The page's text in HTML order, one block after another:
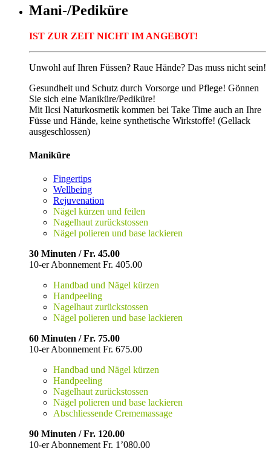
Mani-/Pediküre
IST ZUR ZEIT NICHT IM ANGEBOT!
Unwohl auf Ihren Füssen? Raue Hände? Das muss nicht sein!
Gesundheit und Schutz durch Vorsorge und Pflege! Gönnen
Sie sich eine Maniküre/Pediküre!
Mit Ilcsi Naturkosmetik kommen bei Take Time auch an Ihre
Füsse und Hände, keine synthetische Wirkstoffe! (Gellack
ausgeschlossen)
Maniküre
Fingertips
Wellbeing
Rejuvenation
Nägel kürzen und feilen
Nagelhaut zurückstossen
Nägel polieren und base lackieren
30 Minuten / Fr. 45.00
10-er Abonnement Fr. 405.00
Handbad und Nägel kürzen
Handpeeling
Nagelhaut zurückstossen
Nägel polieren und base lackieren
60 Minuten / Fr. 75.00
10-er Abonnement Fr. 675.00
Handbad und Nägel kürzen
Handpeeling
Nagelhaut zurückstossen
Nägel polieren und base lackieren
Abschliessende Crememassage
90 Minuten / Fr. 120.00
10-er Abonnement Fr. 1’080.00